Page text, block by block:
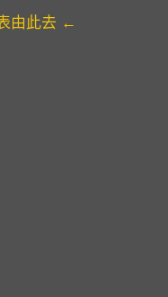
由此去 ←